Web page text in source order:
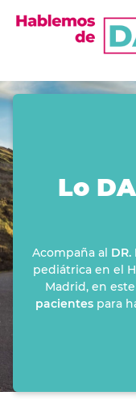
Lo
Acompaña al DR.
pediátrica en el
Madrid, en
pacientespara